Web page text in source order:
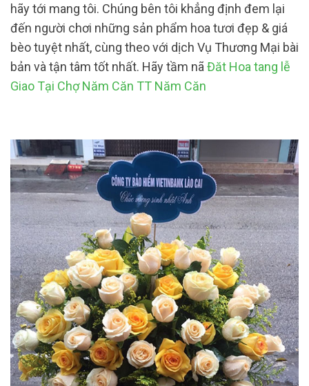
hãy tới mang tôi. Chúng bên tôi khẳng định đem lại
đến người chơi những sản phẩm hoa tươi đẹp & giá
bèo tuyệt nhất, cùng theo với dịch Vụ Thương Mại bài
bản và tận tâm tốt nhất. Hãy tầm nã Đăt Hoa tang lễ
Giao Tại Chợ Năm Căn TT Năm Căn